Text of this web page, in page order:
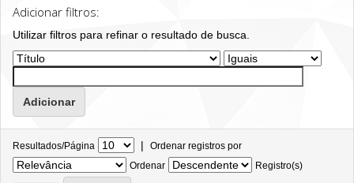
Adicionar filtros:
Utilizar filtros para refinar o resultado de busca.
Resultados/Página | Ordenar registros por
Ordenar
Registro(s)